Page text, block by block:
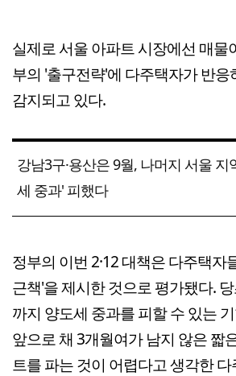
실제로 서울 아파트 시장에선 매물
부의 '출구전략'에 다주택자가 반
감지되고 있다.
강남3구·용산은 9월, 나머지 서울 지
세 중과' 피했다
정부의 이번 2·12 대책은 다주택자
근책'을 제시한 것으로 평가됐다.
까지 양도세 중과를 피할 수 있는
앞으로 채 3개월여가 남지 않은 짧
트를 파는 것이 어렵다고 생각한